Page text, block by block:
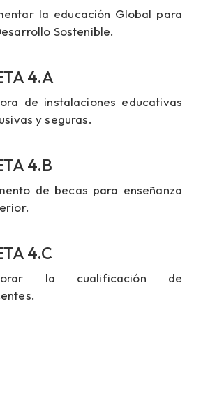
la educación Global para
Sostenible.
4.A
de instalaciones educativas
y seguras.
4.B
de becas para enseñanza
4.C
la cualificación de